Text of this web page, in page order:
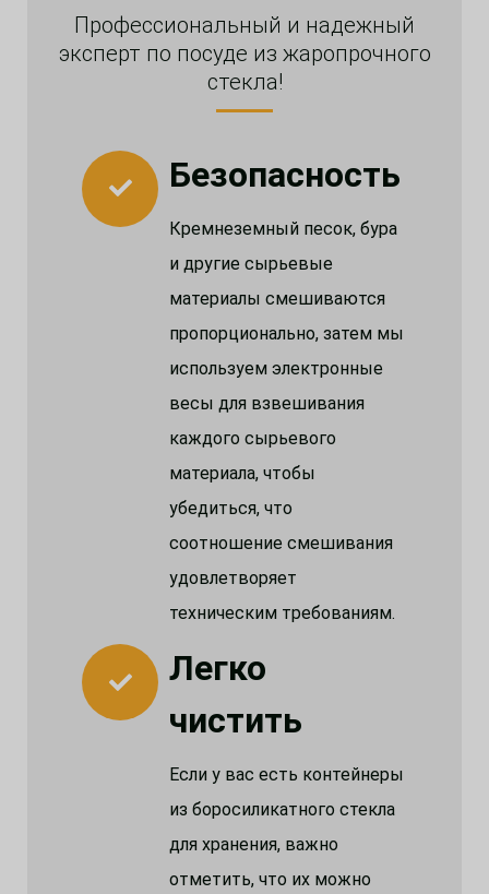
Профессиональный и надежный
эксперт по посуде из жаропрочного
стекла!
Безопасность
Кремнеземный песок, бура
и другие сырьевые
материалы смешиваются
пропорционально, затем мы
используем электронные
весы для взвешивания
каждого сырьевого
материала, чтобы
убедиться, что
соотношение смешивания
удовлетворяет
техническим требованиям.
Легко
чистить
Если у вас есть контейнеры
из боросиликатного стекла
для хранения, важно
отметить, что их можно